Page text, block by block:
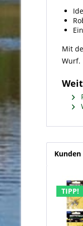
Mit
Wurf.
TIPP!